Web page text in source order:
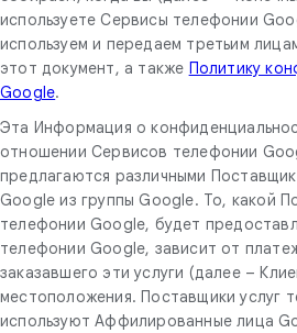
используете Сервисы телефонии
используем и передаем третьим
этот документ, а также Политику
Google.
Эта Информация о
отношении Сервисов телефонии
предлагаются различными
Google из группы Google. То, какой
телефонии Google, будет
телефонии Google, зависит от
заказавшего эти услуги (далее –
местоположения. Поставщики услуг
используют Аффилированные лица